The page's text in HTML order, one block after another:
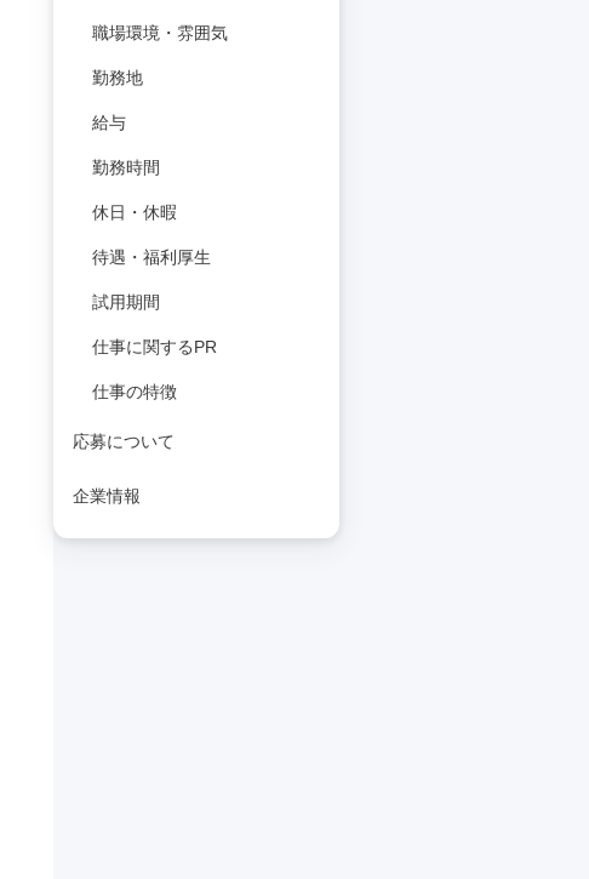
職場環境・雰囲気
勤務地
給与
勤務時間
休日・休暇
待遇・福利厚生
試用期間
仕事に関するPR
仕事の特徴
応募について
企業情報